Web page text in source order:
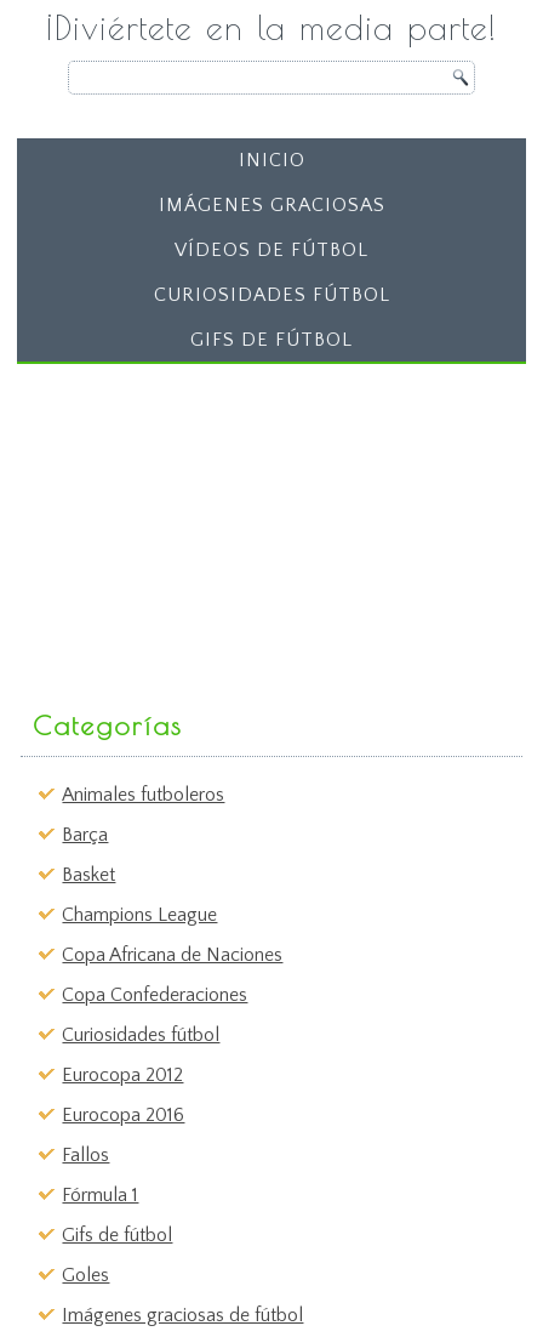
¡Diviértete en la media parte!
INICIO
IMÁGENES GRACIOSAS
VÍDEOS DE FÚTBOL
CURIOSIDADES FÚTBOL
GIFS DE FÚTBOL
Categorías
Animales futboleros
Barça
Basket
Champions League
Copa Africana de Naciones
Copa Confederaciones
Curiosidades fútbol
Eurocopa 2012
Eurocopa 2016
Fallos
Fórmula 1
Gifs de fútbol
Goles
Imágenes graciosas de fútbol